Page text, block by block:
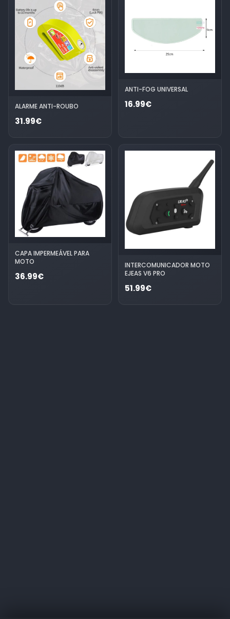
ALARME ANTI-ROUBO
31.99€
ANTI-FOG UNIVERSAL
16.99€
CAPA IMPERMEÁVEL PARA
MOTO
36.99€
INTERCOMUNICADOR MOTO
EJEAS V6 PRO
51.99€